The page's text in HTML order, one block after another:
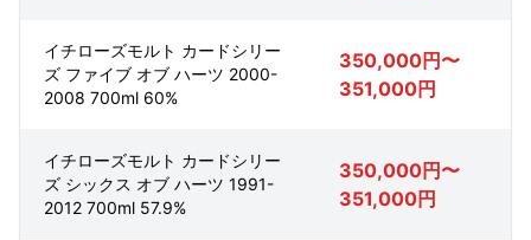
イチローズモルト カードシリー
ズ ファイブ オブ ハーツ 2000-
2008 700ml 60%
350,000円〜
351,000円
イチローズモルト カードシリー
ズ シックス オブ ハーツ 1991-
2012 700ml 57.9%
350,000円〜
351,000円